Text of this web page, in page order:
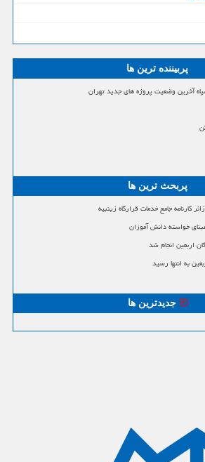
پربیننده ترین ها
آخرین وضعیت پروژه های جدید تهران
پربحث ترین ها
خواسته دانش آموزان
اربعین انجام شد
جدیدترین ها